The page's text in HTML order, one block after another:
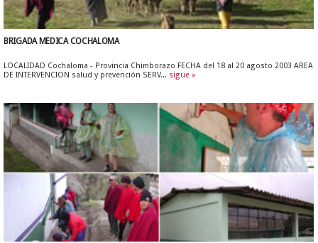
BRIGADA MEDICA COCHALOMA
LOCALIDAD Cochaloma - Provincia Chimborazo FECHA del 18 al 20 agosto 2003 AREA
DE INTERVENCION salud y prevención SERV... sigue »